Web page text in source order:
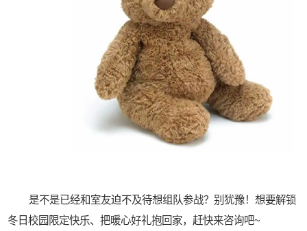
是不是已经和室友迫不及待想组队参战？别犹豫！想要解锁
冬日校园限定快乐、把暖心好礼抱回家，赶快来咨询吧~